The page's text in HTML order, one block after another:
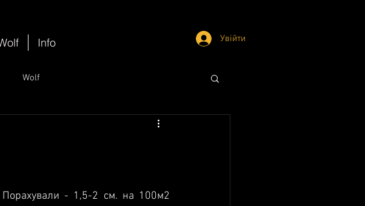
Info Увійти
Wolf
Порахували - 1,5-2 см. на 100м2